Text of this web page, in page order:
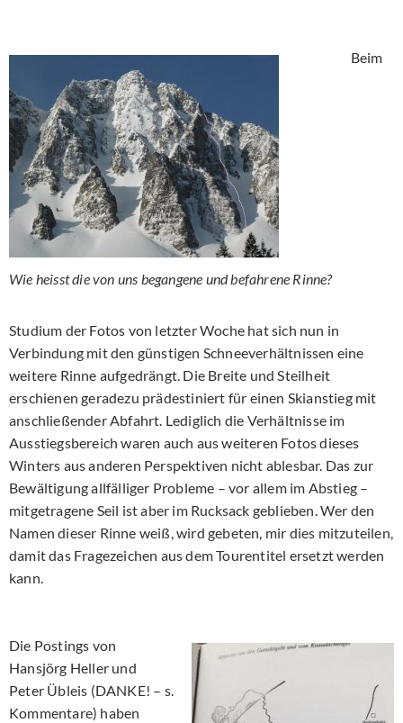
Wie heisst die von uns begangene und befahrene Rinne?
Beim
Studium der Fotos von letzter Woche hat sich nun in
Verbindung mit den günstigen Schneeverhältnissen eine
weitere Rinne aufgedrängt. Die Breite und Steilheit
erschienen geradezu prädestiniert für einen Skianstieg mit
anschließender Abfahrt. Lediglich die Verhältnisse im
Ausstiegsbereich waren auch aus weiteren Fotos dieses
Winters aus anderen Perspektiven nicht ablesbar. Das zur
Bewältigung allfälliger Probleme – vor allem im Abstieg –
mitgetragene Seil ist aber im Rucksack geblieben. Wer den
Namen dieser Rinne weiß, wird gebeten, mir dies mitzuteilen,
damit das Fragezeichen aus dem Tourentitel ersetzt werden
kann.
Die Postings von
Hansjörg Heller und
Peter Übleis (DANKE! – s.
Kommentare) haben